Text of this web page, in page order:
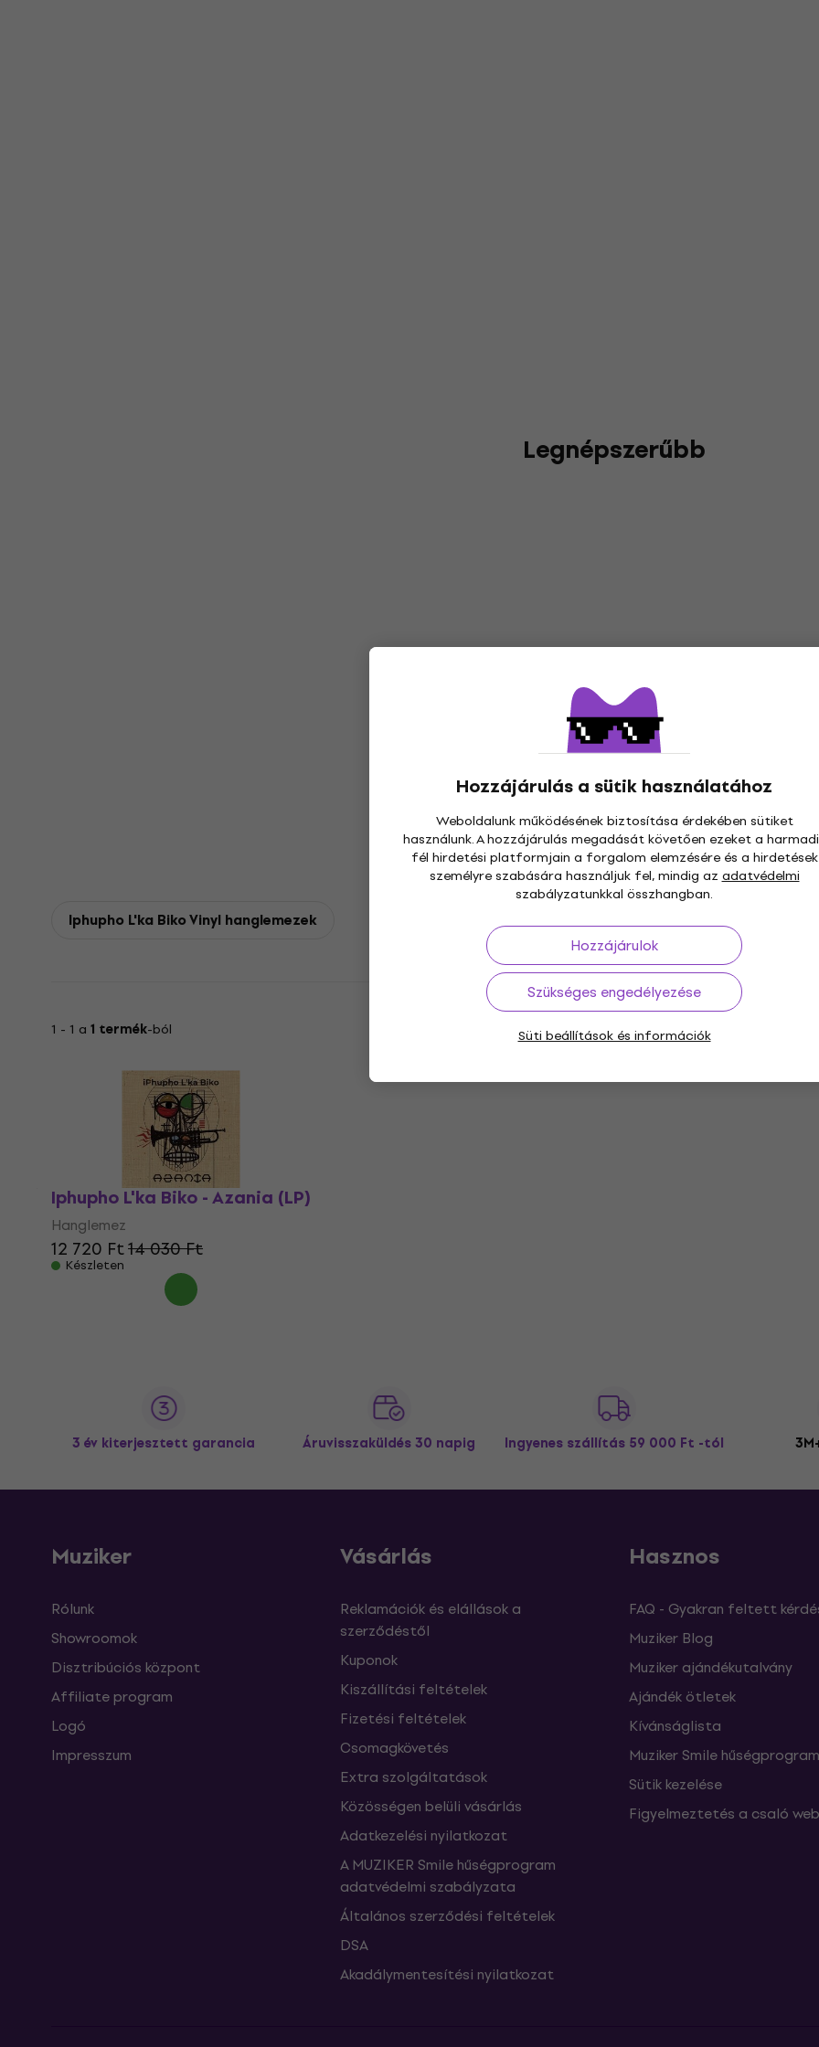
Hozzájárulás a sütik használatához
Weboldalunk működésének biztosítása érdekében sütiket
használunk. A hozzájárulás megadását követően ezeket a
fél hirdetési platformjain a forgalom elemzésére és a hirdetések
személyre szabására használjuk fel, mindig az adatvédelmi
szabályzatunkkal összhangban.
Hozzájárulok
Szükséges engedélyezése
Süti beállítások és információk
Legnépszerűbb
Iphupho L'ka Biko Vinyl hanglemezek
1 - 1 a 1 termék-ból
Iphupho L'ka Biko - Azania (LP)
Hanglemez
12 720 Ft14 030 Ft
Készleten
3 év kiterjesztett garancia Áruvisszaküldés 30 napig Ingyenes szállítás 59 000 Ft -tól
Muziker
Rólunk
Showroomok
Disztribúciós központ
Affiliate program
Logó
Impresszum
Vásárlás
Reklamációk és elállások a
szerződéstől
Kuponok
Kiszállítási feltételek
Fizetési feltételek
Csomagkövetés
Extra szolgáltatások
Közösségen belüli vásárlás
Adatkezelési nyilatkozat
A MUZIKER Smile hűségprogram
adatvédelmi szabályzata
Általános szerződési feltételek
DSA
Akadálymentesítési nyilatkozat
Hasznos
FAQ - Gyakran feltett
Muziker Blog
Muziker ajándékutalvány
Ajándék ötletek
Kívánságlista
Muziker Smile hűségprogram
Sütik kezelése
Figyelmeztetés a csaló